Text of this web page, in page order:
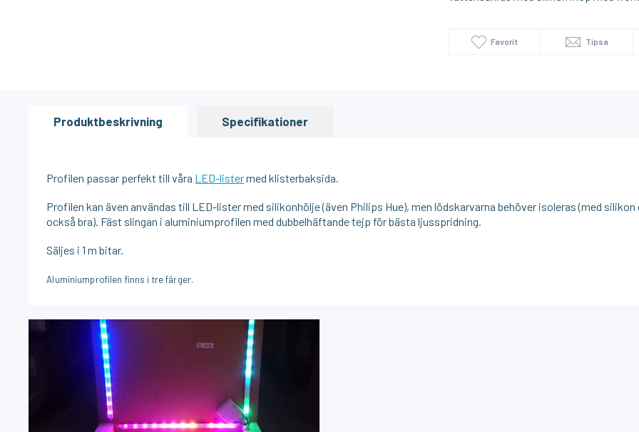
Favorit Tipsa
Produktbeskrivning Specifikationer
Profilen passar perfekt till våra LED-listermed klisterbaksida.
Profilen kan även användas till LED-lister med silikonhölje (även Philips Hue), men lödskarvarna behöver isoleras (med
också bra). Fäst slingan i aluminiumprofilen med dubbelhäftande tejp för bästa ljusspridning.
Säljes i 1 m bitar.
Aluminiumprofilen finns i tre färger.